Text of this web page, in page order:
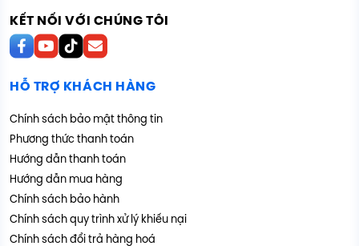
KẾT NỐI VỚI CHÚNG TÔI
HỖ TRỢ KHÁCH HÀNG
Chính sách bảo mật thông tin
Phương thức thanh toán
Hướng dẫn thanh toán
Hướng dẫn mua hàng
Chính sách bảo hành
Chính sách quy trình xử lý khiếu nại
Chính sách đổi trả hàng hoá